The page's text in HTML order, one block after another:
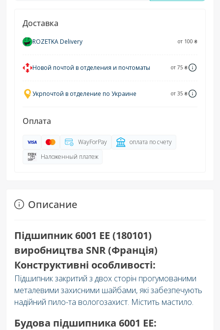
Доставка
ROZETKA Delivery от 100 ₴
Новой почтой в отделения и почтоматы от 75 ₴
Укрпочтой в отделение по Украине от 35 ₴
Оплата
WayForPay
оплата по счету
Наложенный платеж
Описание
Підшипник 6001 EE (180101)
виробництва SNR (Франція)
Конструктивні особливості:
Підшипник закритий з двох сторін прогумованими
металевими захисними шайбами, які забезпечують
надійний пило-та вологозахист. Містить мастило.
Будова підшипника 6001 EE: